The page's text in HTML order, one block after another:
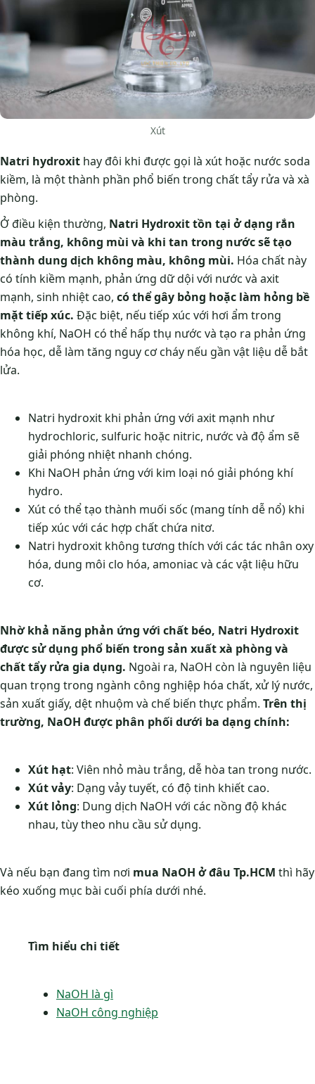
Xút
Natri hydroxit hay đôi khi được gọi là xút hoặc nước soda
kiềm, là một thành phần phổ biến trong chất tẩy rửa và xà
phòng.
Ở điều kiện thường, Natri Hydroxit tồn tại ở dạng rắn
màu trắng, không mùi và khi tan trong nước sẽ tạo
thành dung dịch không màu, không mùi. Hóa chất này
có tính kiềm mạnh, phản ứng dữ dội với nước và axit
mạnh, sinh nhiệt cao, có thể gây bỏng hoặc làm hỏng bề
mặt tiếp xúc. Đặc biệt, nếu tiếp xúc với hơi ẩm trong
không khí, NaOH có thể hấp thụ nước và tạo ra phản ứng
hóa học, dễ làm tăng nguy cơ cháy nếu gần vật liệu dễ bắt
lửa.
Natri hydroxit khi phản ứng với axit mạnh như
hydrochloric, sulfuric hoặc nitric, nước và độ ẩm sẽ
giải phóng nhiệt nhanh chóng.
Khi NaOH phản ứng với kim loại nó giải phóng khí
hydro.
Xút có thể tạo thành muối sốc (mang tính dễ nổ) khi
tiếp xúc với các hợp chất chứa nitơ.
Natri hydroxit không tương thích với các tác nhân oxy
hóa, dung môi clo hóa, amoniac và các vật liệu hữu
cơ.
Nhờ khả năng phản ứng với chất béo, Natri Hydroxit
được sử dụng phổ biến trong sản xuất xà phòng và
chất tẩy rửa gia dụng. Ngoài ra, NaOH còn là nguyên liệu
quan trọng trong ngành công nghiệp hóa chất, xử lý nước,
sản xuất giấy, dệt nhuộm và chế biến thực phẩm. Trên thị
trường, NaOH được phân phối dưới ba dạng chính:
Xút hạt: Viên nhỏ màu trắng, dễ hòa tan trong nước.
Xút vảy: Dạng vảy tuyết, có độ tinh khiết cao.
Xút lỏng: Dung dịch NaOH với các nồng độ khác
nhau, tùy theo nhu cầu sử dụng.
Và nếu bạn đang tìm nơi mua NaOH ở đâu Tp.HCM thì hãy
kéo xuống mục bài cuối phía dưới nhé.
Tìm hiểu chi tiết
NaOH là gì
NaOH công nghiệp